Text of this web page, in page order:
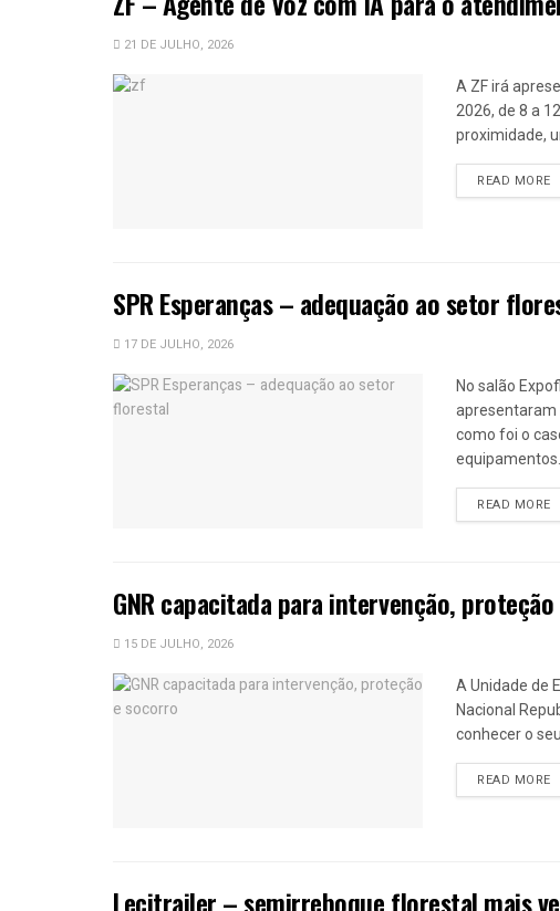
21 DE JULHO, 2026
A ZF irá
2026, de 8 a
proximidade,
READ MORE
SPR Esperanças – adequação ao setor
17 DE JULHO, 2026
No salão
apresentaram
como foi o
READ MORE
GNR capacitada para intervenção,
15 DE JULHO, 2026
A Unidade de
Nacional
conhecer o
READ MORE
Lecitrailer – semirreboque florestal mais